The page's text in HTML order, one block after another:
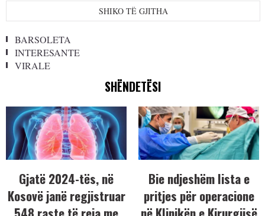
SHIKO TË GJITHA
BARSOLETA
INTERESANTE
VIRALE
SHËNDETËSI
Gjatë 2024-tës, në
Kosovë janë regjistruar
Bie ndjeshëm lista e
pritjes për operacione